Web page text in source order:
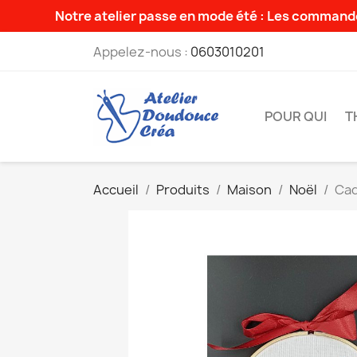
Notre atelier passe en mode été : Les
Appelez-nous : 0603010201
POUR QUI
Accueil Produits Maison Noël